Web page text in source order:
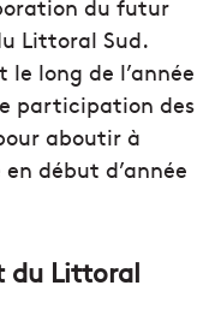
du futur
Littoral Sud.
long de l’année
participation des
aboutir à
début d’année
du Littoral